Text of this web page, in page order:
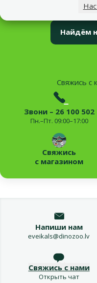
нужный
Найдём
Свяжись с
Звони – 26 100 502
Пн.–Пт. 09:00–17:00
Свяжись
с магазином
Напиши нам
eveikals@dinozoo.lv
Свяжись с нами
Открыть чат